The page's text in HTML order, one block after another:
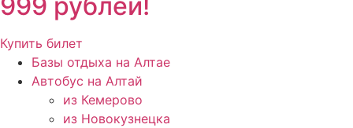
Купить билет
Базы отдыха на Алтае
Автобус на Алтай
из Кемерово
из Новокузнецка